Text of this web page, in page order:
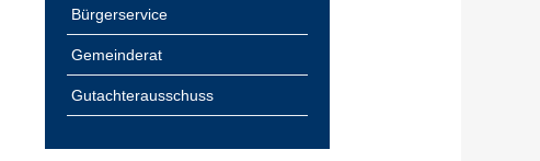
Bürgerservice
Gemeinderat
Gutachterausschuss